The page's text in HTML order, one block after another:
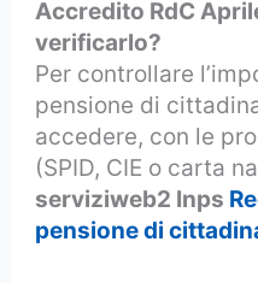
Accredito RdC
verificarlo?
Per controllare
pensione di
accedere, con le
(SPID, CIE o carta
serviziweb2 Inps
pensione di